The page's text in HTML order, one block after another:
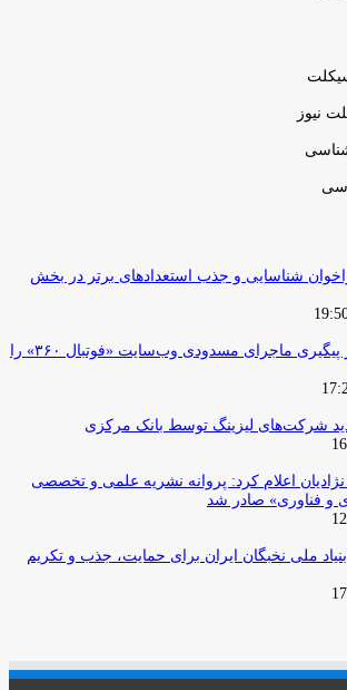
نیوز
شناسایی و جذب استعدادهای برتر در بخش
پزشکیان دستور پیگیری ماجرای مسدودی وب‌سایت «فوتبال ۳۶۰» را
شرکت‌های لیزینگ توسط بانک مرکزی
اعلام کرد: پروانه نشریه علمی و تخصصی
و فناوری» صادر شد
ملی نخبگان ایران برای حمایت، جذب و تکریم